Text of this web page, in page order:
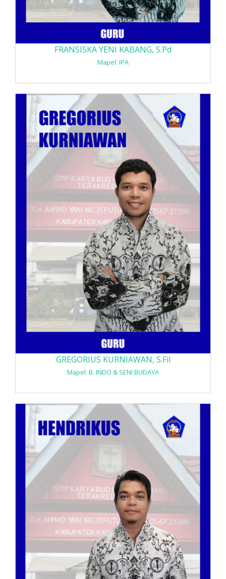
FRANSISKA YENI KABANG, S.Pd
Mapel: IPA
GREGORIUS KURNIAWAN, S.Fil
Mapel: B. INDO & SENI BUDAYA